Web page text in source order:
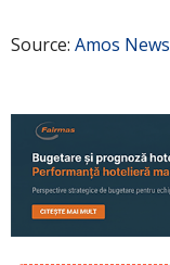
Source: Amos News